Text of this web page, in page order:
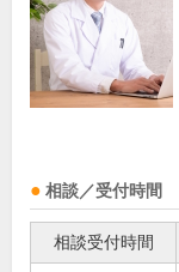
相談／受付時間
相談受付時間